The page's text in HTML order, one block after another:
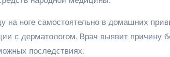
на ноге самостоятельно в домашних
с дерматологом. Врач выявит причину
последствиях.